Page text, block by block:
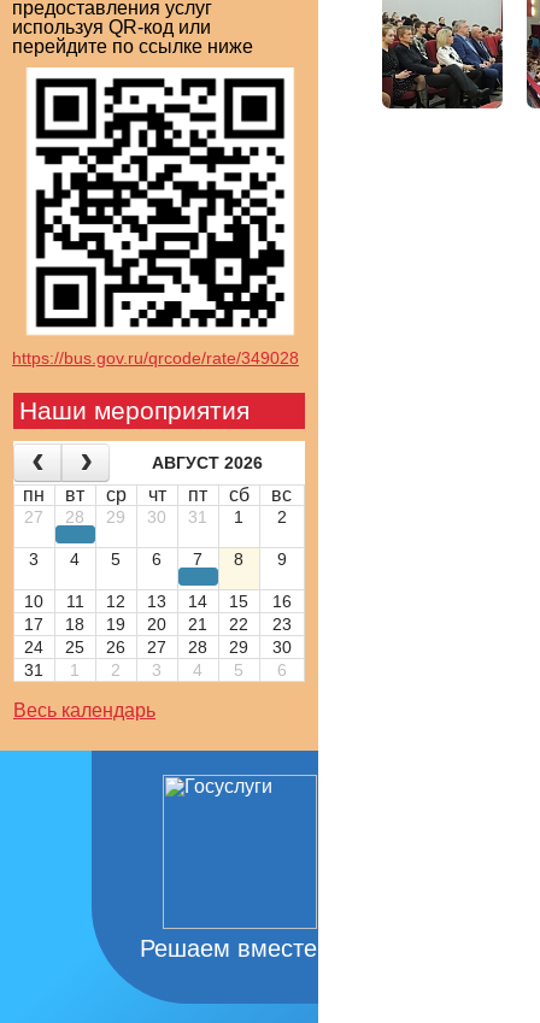
предоставления услуг
используя QR-код или
перейдите по ссылке ниже
https://bus.gov.ru/qrcode/rate/349028
Наши мероприятия
АВГУСТ 2026
пн вт ср чт пт сб вс
27 28 29 30 31 1 2
3 4 5 6 7 8 9
10 11 12 13 14 15
16
17
18 19 20 21 22
23
24
25 26 27 28 29
30
31
1 2 3 4 5 6
Весь календарь
Решаем вместе